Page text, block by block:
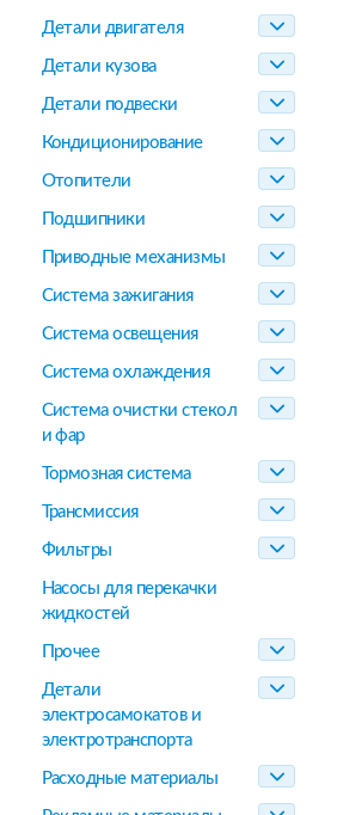
Детали двигателя
Детали кузова
Детали подвески
Кондиционирование
Отопители
Подшипники
Приводные механизмы
Система зажигания
Система освещения
Система охлаждения
Система очистки стекол
и фар
Тормозная система
Трансмиссия
Фильтры
Насосы для перекачки
жидкостей
Прочее
Детали
электросамокатов и
электротранспорта
Расходные материалы